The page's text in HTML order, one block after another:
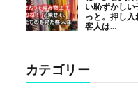
カテゴリー